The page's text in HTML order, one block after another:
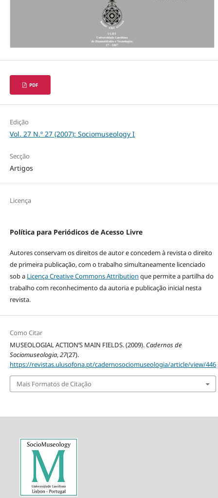
PDF
Edição
Vol. 27 N.º 27 (2007): Sociomuseology I
Secção
Artigos
Licença
Política para Periódicos de Acesso Livre
Autores conservam os direitos de autor e concedem à revista o direito
de primeira publicação, com o trabalho simultaneamente licenciado
sob a Licença Creative Commons Attribution que permite a partilha do
trabalho com reconhecimento da autoria e publicação inicial nesta
revista.
Como Citar
MUSEOLOGIAL ACTION’S MAIN FIELDS. (2009). Cadernos de
Sociomuseologia,27(27).
https://revistas.ulusofona.pt/cadernosociomuseologia/article/view/446
Mais Formatos de Citação